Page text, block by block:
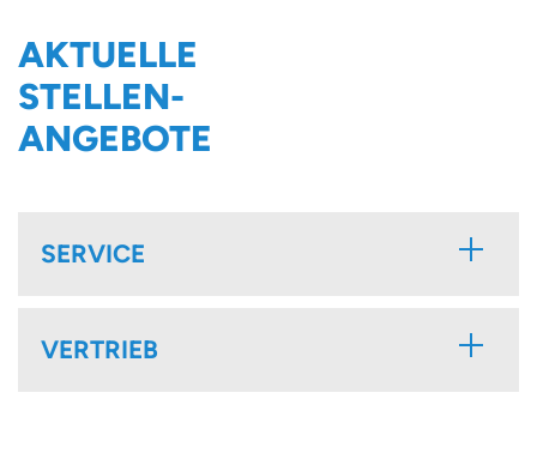
AKTUELLE
STELLEN-
ANGEBOTE
SERVICE
VERTRIEB